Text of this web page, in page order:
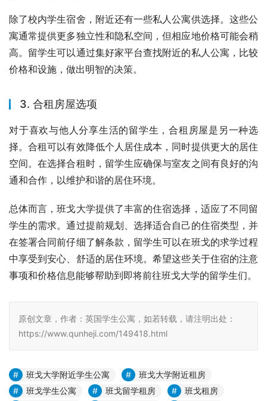
除了校内学生宿舍，附近还有一些私人公寓供选择。这些公
寓通常提供更多独立性和隐私空间，但相应地价格可能会稍
高。留学生可以通过集好家平台查找附近的私人公寓，比较
价格和设施，做出明智的决策。
3. 合租房屋选项
对于喜欢与他人分享生活的留学生，合租房屋是另一种选
择。合租可以有效降低个人居住成本，同时提供更大的居住
空间。在选择合租时，留学生应确保与室友之间有良好的沟
通和合作，以维护和谐的居住环境。
总体而言，班戈大学提供了丰富的住宿选择，适应了不同留
学生的需求。通过提前规划、选择适合自己的住宿类型，并
在签署合同前仔细了解条款，留学生可以在班戈的求学过程
中享受到安心、舒适的居住环境。希望这些关于住宿的注意
事项和价格信息能够帮助到即将前往班戈大学的留学生们。
原创文章，作者：英国学生公寓，如若转载，请注明出处：
https://www.qunheji.com/149418.html
班戈大学附近学生公寓
班戈大学附近租房
班戈学生公寓
班戈留学租房 班戈租房